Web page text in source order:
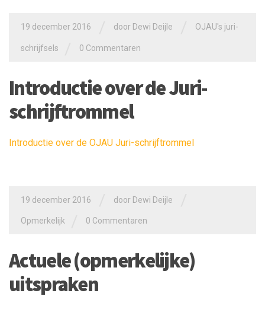
19 december 2016 door Dewi Deijle OJAU's juri-
schrijfsels 0 Commentaren
Introductie over de Juri-
schrijftrommel
Introductie over de OJAU Juri-schrijftrommel
19 december 2016 door Dewi Deijle
Opmerkelijk 0 Commentaren
Actuele (opmerkelijke)
uitspraken